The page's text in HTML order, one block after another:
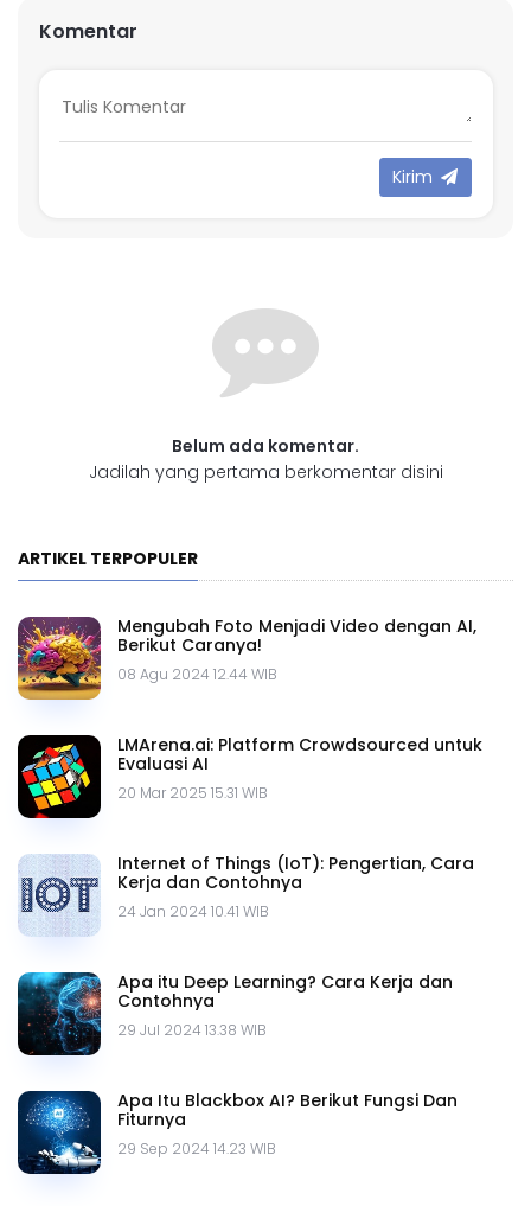
Komentar
Kirim
Belum ada komentar.
Jadilah yang pertama berkomentar disini
ARTIKEL TERPOPULER
Mengubah Foto Menjadi Video dengan AI,
Berikut Caranya!
08 Agu 2024 12.44 WIB
LMArena.ai: Platform Crowdsourced untuk
Evaluasi AI
20 Mar 2025 15.31 WIB
Internet of Things (IoT): Pengertian, Cara
Kerja dan Contohnya
24 Jan 2024 10.41 WIB
Apa itu Deep Learning? Cara Kerja dan
Contohnya
29 Jul 2024 13.38 WIB
Apa Itu Blackbox AI? Berikut Fungsi Dan
Fiturnya
29 Sep 2024 14.23 WIB